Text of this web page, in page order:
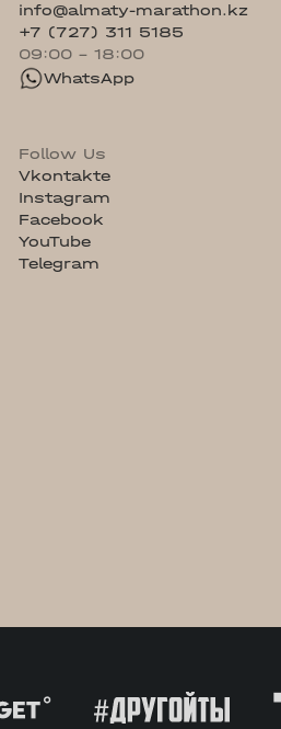
info@almaty-marathon.kz
+7 (727) 311 5185
09:00 - 18:00
WhatsApp
Follow Us
Vkontakte
Instagram
Facebook
YouTube
Telegram